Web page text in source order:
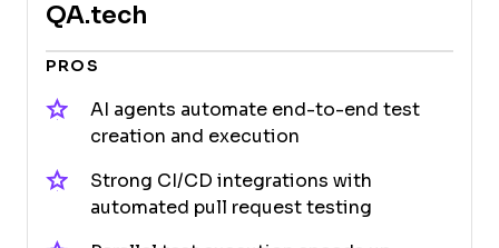
QA.tech
PROS
AI agents automate end-to-end test
creation and execution
Strong CI/CD integrations with
automated pull request testing